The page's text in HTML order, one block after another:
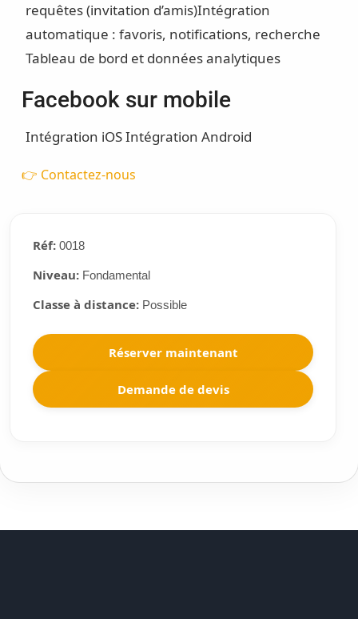
requêtes (invitation d’amis)Intégration
automatique : favoris, notifications, recherche
Tableau de bord et données analytiques
Facebook sur mobile
Intégration iOSIntégration Android
👉 Contactez-nous
Réf:0018
Niveau:Fondamental
Classe à distance:Possible
Réserver maintenant
Demande de devis